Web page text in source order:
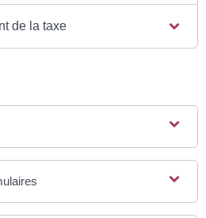
de la taxe